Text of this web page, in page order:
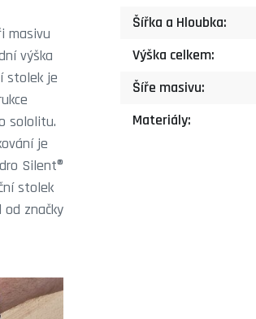
masivu
výška
stolek je
sololitu.
je
Silent®
stolek
značky
Šířka a Hloubka:
Výška celkem:
Šíře masivu:
Materiály: